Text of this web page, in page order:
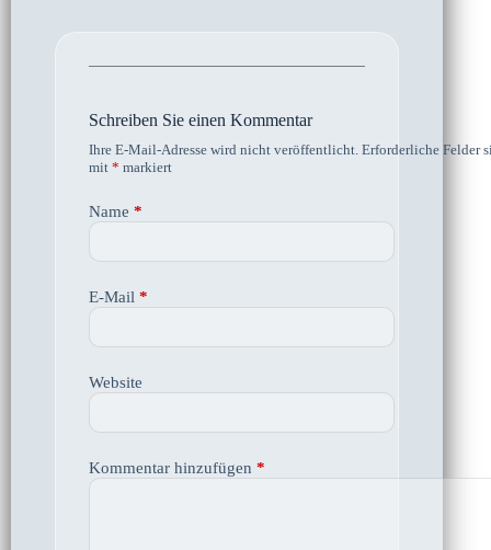
Schreiben Sie einen Kommentar
Ihre E-Mail-Adresse wird nicht veröffentlicht. Erforderliche Felder
mit * markiert
Name *
E-Mail *
Website
Kommentar hinzufügen *